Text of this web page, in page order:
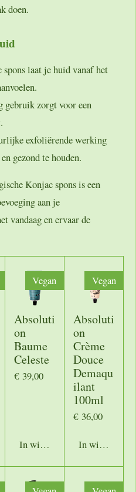
doen.
laat je huid vanaf het
gebruik zorgt voor een
exfoliërende werking
gezond te houden.
Konjac spons is een
aan je
vandaag en ervaar de
Vegan
Absoluti
on
Baume
Celeste
€ 39,00
In winkelwagen
Vegan
Absoluti
on
Crème
Douce
Demaqu
ilant
100ml
€ 36,00
In